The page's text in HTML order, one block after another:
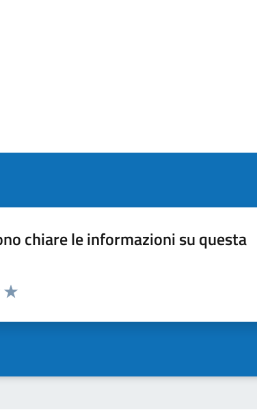
chiare le informazioni su questa
la pagina